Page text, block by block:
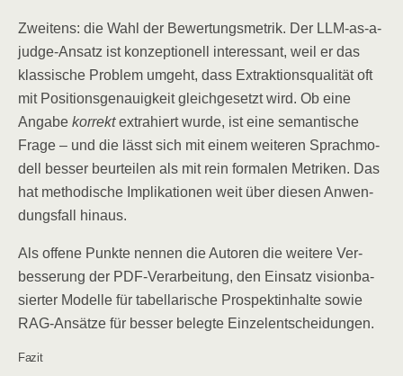
Zwei­tens: die Wahl der Bewer­tungs­me­trik. Der LLM-as-a-
judge-Ansatz ist kon­zep­tio­nell inter­es­sant, weil er das
klas­si­sche Pro­blem umgeht, dass Extrak­ti­ons­qua­li­tät oft
mit Posi­ti­ons­ge­nau­ig­keit gleich­ge­setzt wird. Ob eine
Anga­be kor­rektextra­hiert wur­de, ist eine seman­ti­sche
Fra­ge – und die lässt sich mit einem wei­te­ren Sprach­mo­
dell bes­ser beur­tei­len als mit rein for­ma­len Metri­ken. Das
hat metho­di­sche Impli­ka­tio­nen weit über die­sen Anwen­
dungs­fall hinaus.
Als offe­ne Punk­te nen­nen die Autoren die wei­te­re Ver­
bes­se­rung der PDF-Ver­ar­bei­tung, den Ein­satz visi­on­ba­
sier­ter Model­le für tabel­la­ri­sche Pro­spek­tin­hal­te sowie
RAG-Ansät­ze für bes­ser beleg­te Einzelentscheidungen.
Fazit